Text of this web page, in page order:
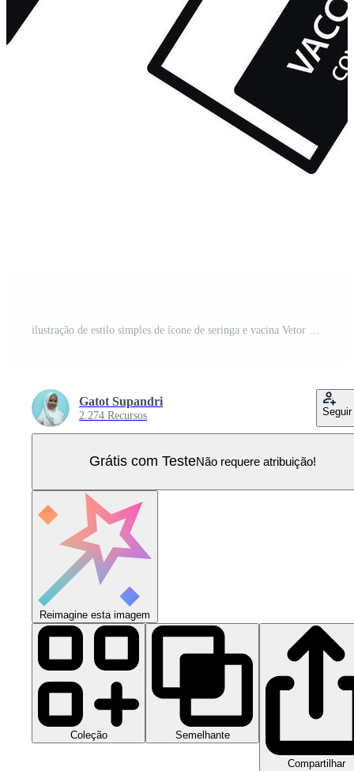
Gatot Supandri
2.274 Recursos Seguir
Grátis com TesteNão requere atribuição!
Reimagine esta imagem
Coleção Semelhante
Compartilhar